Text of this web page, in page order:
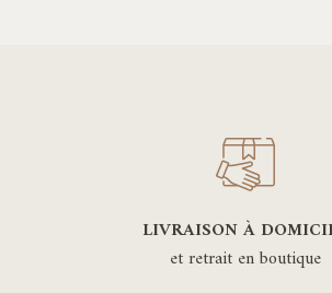
LIVRAISON À
et retrait en boutique